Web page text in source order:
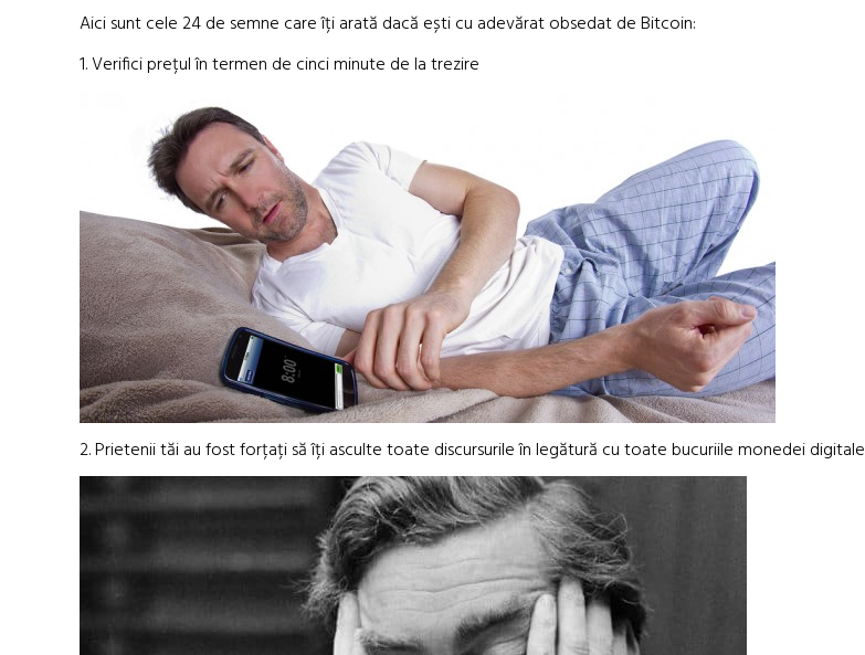
Aici sunt cele 24 de semne care îți arată dacă ești cu adevărat obsedat de Bitcoin:
1. Verifici prețul în termen de cinci minute de la trezire
2. Prietenii tăi au fost forțați să îți asculte toate discursurile în legătură cu toate bucuriile monedei digitale